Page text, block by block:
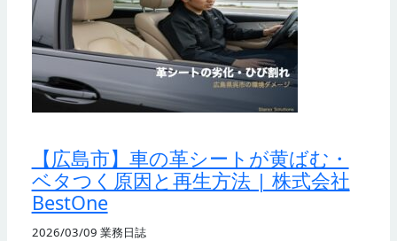
【広島市】車の革シートが黄ばむ・
ベタつく原因と再生方法 | 株式会社
BestOne
2026/03/09 業務日誌